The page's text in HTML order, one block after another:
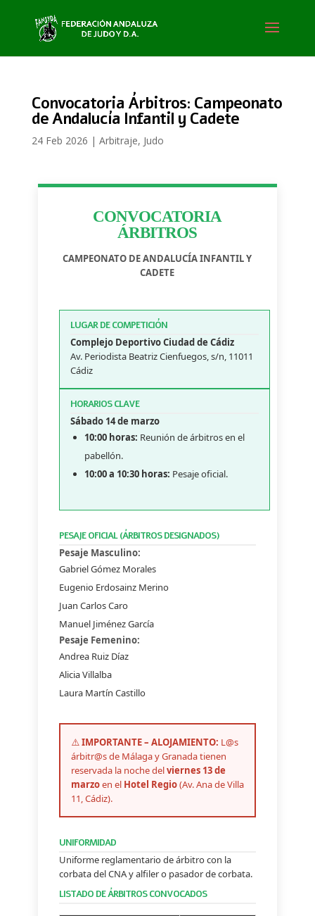
Convocatoria Árbitros: Campeonato
de Andalucía Infantil y Cadete
24 Feb 2026 | Arbitraje, Judo
CONVOCATORIA
ÁRBITROS
CAMPEONATO DE ANDALUCÍA INFANTIL Y
CADETE
LUGAR DE COMPETICIÓN
Complejo Deportivo Ciudad de Cádiz
Av. Periodista Beatriz Cienfuegos, s/n, 11011
Cádiz
HORARIOS CLAVE
Sábado 14 de marzo
10:00 horas: Reunión de árbitros en el
pabellón.
10:00 a 10:30 horas: Pesaje oficial.
PESAJE OFICIAL (ÁRBITROS DESIGNADOS)
Pesaje Masculino:
Gabriel Gómez Morales
Eugenio Erdosainz Merino
Juan Carlos Caro
Manuel Jiménez García
Pesaje Femenino:
Andrea Ruiz Díaz
Alicia Villalba
Laura Martín Castillo
⚠️IMPORTANTE – ALOJAMIENTO: L@s
árbitr@s de Málaga y Granada tienen
reservada la noche delviernes 13 de
marzoen el Hotel Regio(Av. Ana de Villa
11, Cádiz).
UNIFORMIDAD
Uniforme reglamentario de árbitro con la
corbata del CNA y alfiler o pasador de corbata.
LISTADO DE ÁRBITROS CONVOCADOS